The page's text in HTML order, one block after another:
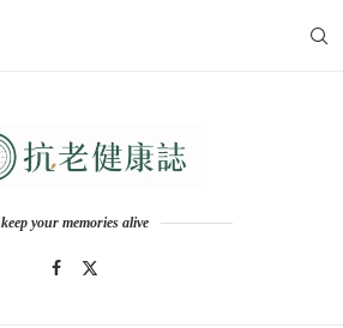
keep your memories alive